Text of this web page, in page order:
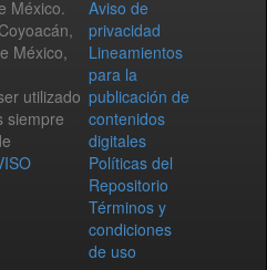
México.
México,
utilizado
siempre
Aviso de
privacidad
Lineamientos
para la
publicación de
contenidos
digitales
Políticas del
Repositorio
Términos y
condiciones
de uso